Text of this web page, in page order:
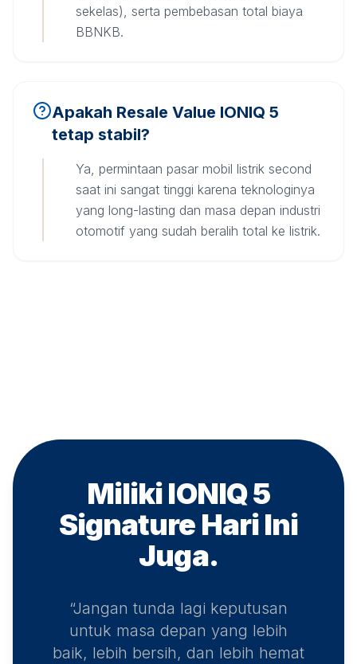
sekelas), serta pembebasan total biaya
BBNKB.
Apakah Resale Value IONIQ 5
tetap stabil?
Ya, permintaan pasar mobil listrik second
saat ini sangat tinggi karena teknologinya
yang long-lasting dan masa depan industri
otomotif yang sudah beralih total ke listrik.
Miliki IONIQ 5
Signature Hari Ini
Juga.
“Jangan tunda lagi keputusan
untuk masa depan yang lebih
baik, lebih bersih, dan lebih hemat